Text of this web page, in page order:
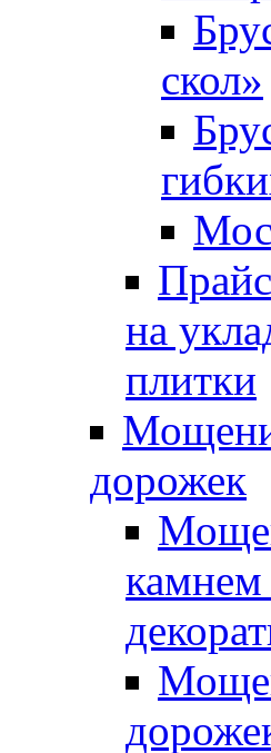
скол»
на
плитки
дорожек